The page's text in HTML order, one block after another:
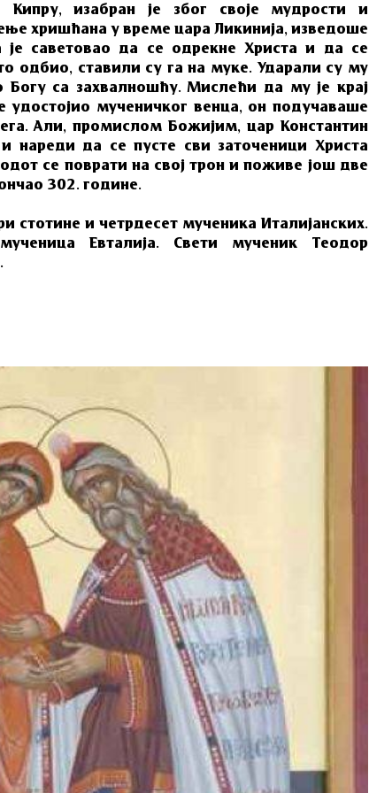
Кипру, изабран je због своје мудрости и
хришћана у време цара Ликинија, изведоше
саветовао да се одрекне Христа и да се
одбио, ставили су га на муке. Ударали су му
са захвалношћу. Мислећи да му је крај
удостојио мученичког венца, он подучаваше
Али, промислом Божијим, цар Константин
нареди да се пусте сви заточеници Христа
се поврати на свој трон и поживе још две
302. године.
стотине и четрдесет мученика Италијанских.
Евталија. Свети мученик Теодор